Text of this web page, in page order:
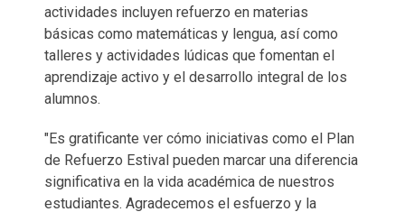
actividades incluyen refuerzo en materias
básicas como matemáticas y lengua, así como
talleres y actividades lúdicas que fomentan el
aprendizaje activo y el desarrollo integral de los
alumnos.
"Es gratificante ver cómo iniciativas como el Plan
de Refuerzo Estival pueden marcar una diferencia
significativa en la vida académica de nuestros
estudiantes. Agradecemos el esfuerzo y la